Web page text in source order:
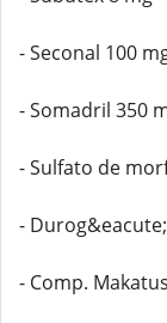
- Seconal 100
- Somadril 350
- Sulfato de
-
- Comp.